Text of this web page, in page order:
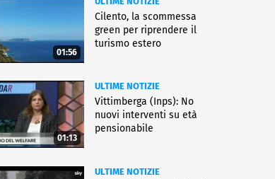
01:56
Cilento, la scommessa
green per riprendere il
turismo estero
01:13
ULTIME NOTIZIE
Vittimberga (Inps): No
nuovi interventi su età
pensionabile
ULTIME NOTIZIE